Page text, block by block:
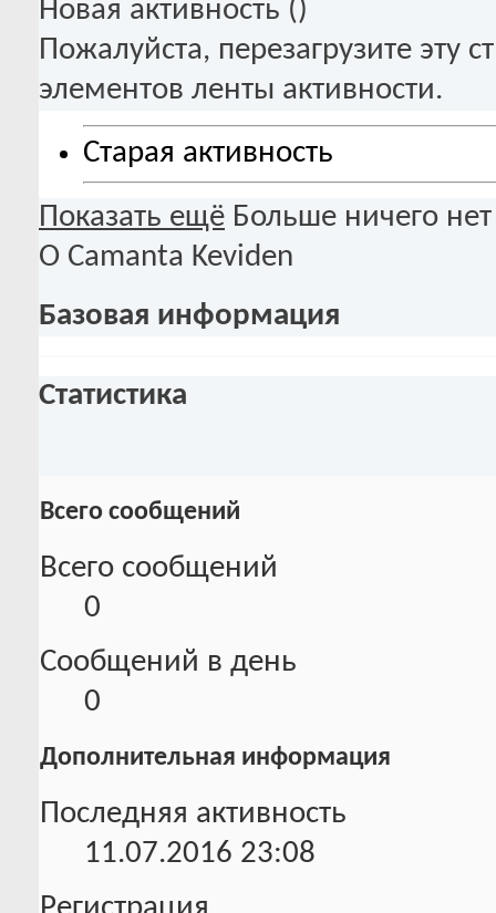
Новая активность ()
Пожалуйста, перезагрузите эту
элементов ленты активности.
Старая активность
Показать ещё Больше ничего нет
О Camanta Keviden
Базовая информация
Статистика
Всего сообщений
Всего сообщений
0
Сообщений в день
0
Дополнительная информация
Последняя активность
11.07.2016 23:08